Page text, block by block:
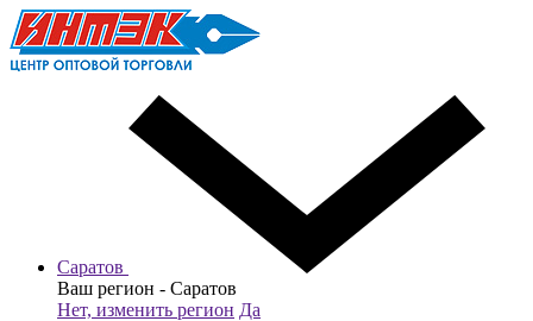
Саратов
Ваш регион - Саратов
Нет, изменить регион Да